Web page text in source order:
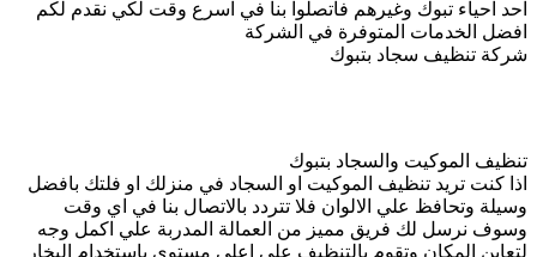
احد احياء تبوك وغيرهم فاتصلوا بنا في اسرع وقت لكي نقدم لكم
افضل الخدمات المتوفرة في الشركة
شركة تنظيف سجاد بتبوك
تنظيف الموكيت والسجاد بتبوك
اذا كنت تريد تنظيف الموكيت او السجاد في منزلك او فلتك بافضل
وسيلة وتحافظ علي الالوان فلا تتردد بالاتصال بنا في اي وقت
وسوف نرسل لك فريق مميز من العمالة المدربة علي اكمل وجه
لتعاين المكان وتقوم بالتنظيف علي اعلي مستوي باستخدام البخار